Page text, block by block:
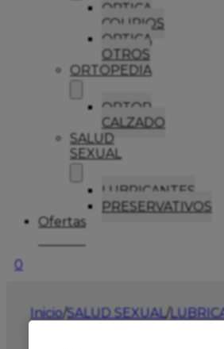
OPTICA
COLIRIOS
OPTICA
OTROS
ORTOPEDIA
ORTOP
CALZADO
SALUD
SEXUAL
LUBRICANTES
PRESERVATIVOS
Ofertas
0
Inicio/SALUD SEXUAL/